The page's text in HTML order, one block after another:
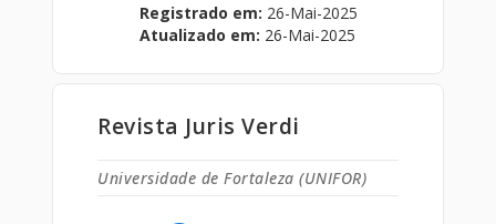
Registrado em: 26-Mai-2025
Atualizado em: 26-Mai-2025
Revista Juris Verdi
Universidade de Fortaleza (UNIFOR)